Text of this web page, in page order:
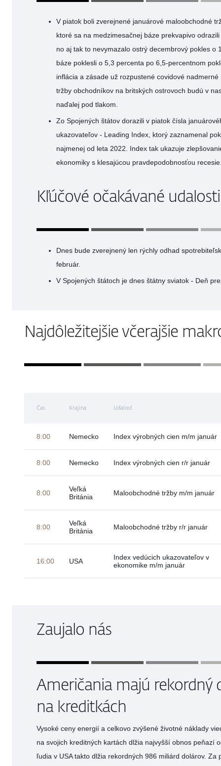
V piatok boli zverejnené januárové maloobchodné
ktoré sa na medzimesačnej báze prekvapivo
no aj tak to nevymazalo ostrý decembrový pokles o
báze poklesli o 5,3 percenta po 6,5-percentnom
inflácia a zásade už rozpustené covidové
tržby obchodníkov na britských ostrovoch budú v
naďalej pod tlakom.
Zo Spojených štátov dorazili v piatok čísla
ukazovateľov - Leading Index, ktorý zaznamenal
najmenej od leta 2022. Index tak ukazuje
ekonomiky s klesajúcou pravdepodobnosťou
Kľúčové očakávané udalosti
Dnes bude zverejnený len rýchly odhad
február.
V Spojených štátoch je dnes štátny sviatok - Deň
Najdôležitejšie včerajšie
Čas Krajina Udalosť
8:00 Nemecko Index výrobných cien m/m január
8:00 Nemecko Index výrobných cien r/r január
8:00
Veľká
Británia
Maloobchodné tržby m/m január
8:00
Veľká
Británia
Maloobchodné tržby r/r január
16:00 USA
Index vedúcich ukazovateľov v
ekonomike m/m január
Zaujalo nás
Američania majú rekordný
na kreditkách
Vysoké ceny energií a celkovo zvýšené životné náklady
na svojich kreditných kartách dlžia najvyšší obnos peňazí
ľudia v USA takto dlžia rekordných 986 miliárd dolárov. Za